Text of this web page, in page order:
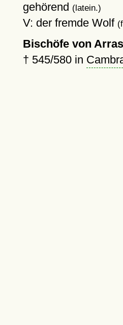
gehörend (latein.)
V: der fremde Wolf
Bischöfe von
† 545/580in